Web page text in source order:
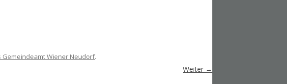
Wiener Neudorf.
Weiter →